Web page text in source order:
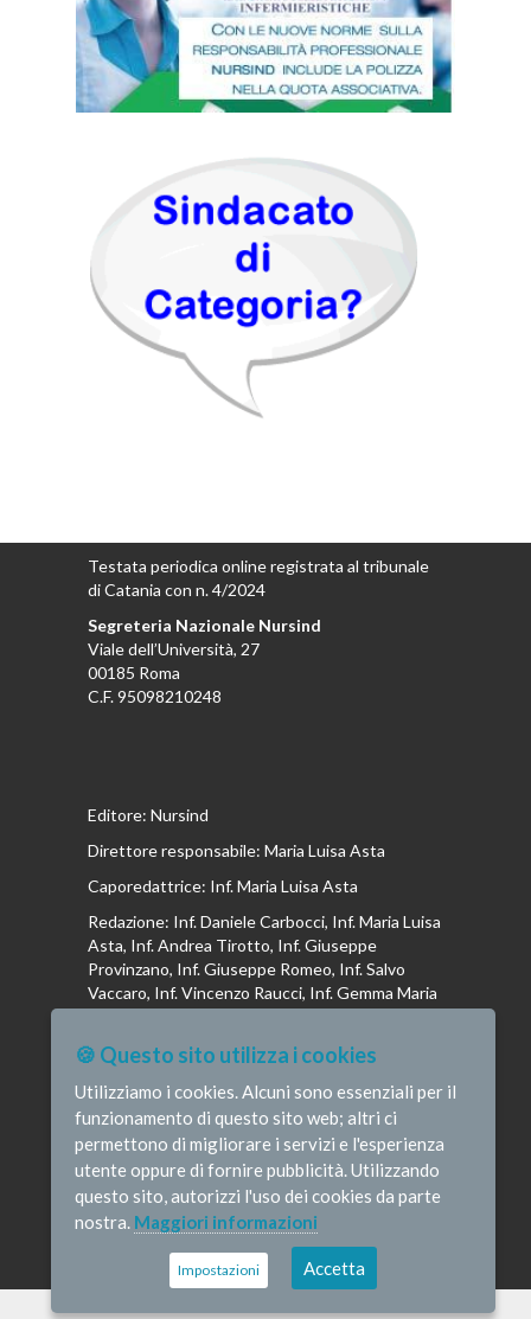
Testata periodica online registrata al tribunale
di Catania con n. 4/2024
Segreteria Nazionale Nursind
Viale dell’Università, 27
00185 Roma
C.F. 95098210248
Editore: Nursind
Direttore responsabile: Maria Luisa Asta
Caporedattrice: Inf. Maria Luisa Asta
Redazione: Inf. Daniele Carbocci, Inf. Maria Luisa
Asta, Inf. Andrea Tirotto, Inf. Giuseppe
Provinzano, Inf. Giuseppe Romeo, Inf. Salvo
Vaccaro, Inf. Vincenzo Raucci, Inf. Gemma Maria
Altavilla, Inf. Stefano Barone , Inf. Donato Cosi,
Inf. Romina Iannuzzi, Inf. Fausta Pileri
© Infermieristicamente - e-mail:
redazione@infermieristicamente.it
Disclaimer
🍪 Questo sito utilizza i cookies
Utilizziamo i cookies. Alcuni sono essenziali per il
funzionamento di questo sito web; altri ci
permettono di migliorare i servizi e l'esperienza
utente oppure di fornire pubblicità. Utilizzando
questo sito, autorizzi l'uso dei cookies da parte
nostra. Maggiori informazioni
Impostazioni Accetta